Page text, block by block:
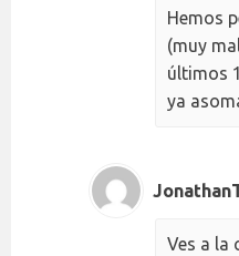
Hemos
(muy
últimos
ya
Ves a la